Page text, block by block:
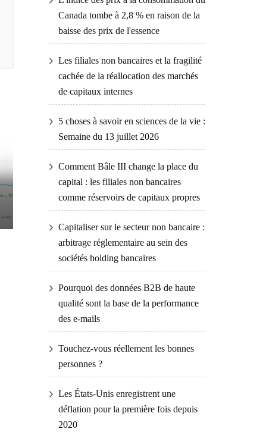
Canada tombe à 2,8 % en raison de la
baisse des prix de l'essence
Les filiales non bancaires et la fragilité
cachée de la réallocation des marchés
de capitaux internes
5 choses à savoir en sciences de la vie :
Semaine du 13 juillet 2026
Comment Bâle III change la place du
capital : les filiales non bancaires
comme réservoirs de capitaux propres
Capitaliser sur le secteur non bancaire :
arbitrage réglementaire au sein des
sociétés holding bancaires
Pourquoi des données B2B de haute
qualité sont la base de la performance
des e-mails
Touchez-vous réellement les bonnes
personnes ?
Les États-Unis enregistrent une
déflation pour la première fois depuis
2020